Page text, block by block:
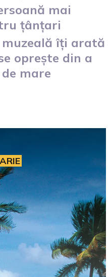
mai
țânțari
muzeală îți arată
oprește din a
mare